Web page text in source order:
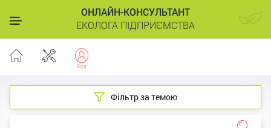
ОНЛАЙН-КОНСУЛЬТАНТ
ЕКОЛОГА ПІДПРИЄМСТВА
Фільтр за темою